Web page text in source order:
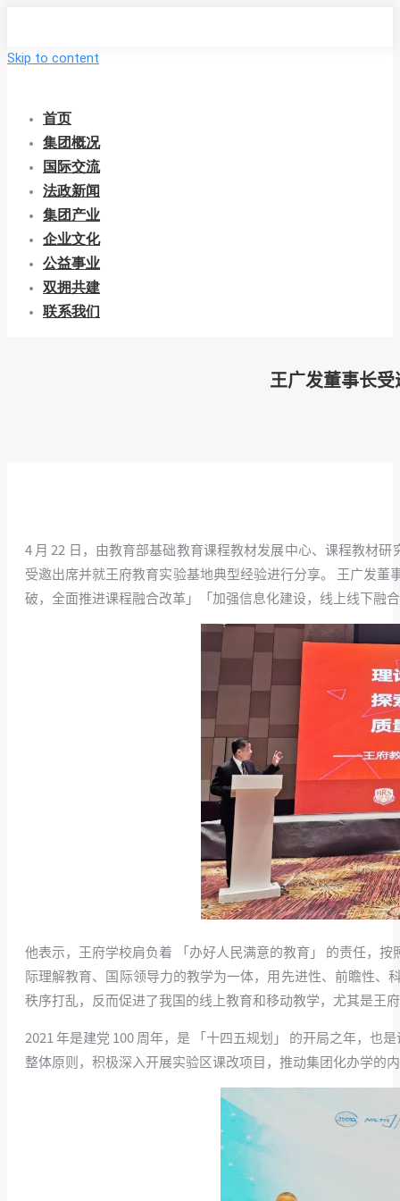
Skip to content
首页
集团概况
国际交流
法政新闻
集团产业
企业文化
公益事业
双拥共建
联系我们
王广发董事长
4 月 22 日，由教育部基础教育课程教材发展中心、课程教材
受邀出席并就王府教育实验基地典型经验进行分享。 王广发
破，全面推进课程融合改革」「加强信息化建设，线上线下融
他表示，王府学校肩负着 「办好人民满意的教育」 的责任，
际理解教育、国际领导力的教学为一体，用先进性、前瞻性
秩序打乱，反而促进了我国的线上教育和移动教学，尤其是王
2021 年是建党 100 周年，是 「十四五规划」 的开局之年，也
整体原则，积极深入开展实验区课改项目，推动集团化办学的